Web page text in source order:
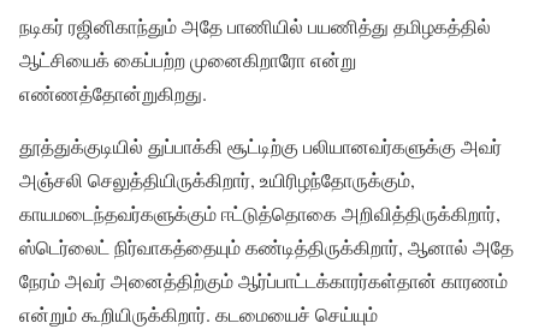
நடிகர் ரஜினிகாந்தும் அதே பாணியில் பயணித்து தமிழகத்தில்
ஆட்சியைக் கைப்பற்ற முனைகிறாரோ என்று
எண்ணத்தோன்றுகிறது.
தூத்துக்குடியில் துப்பாக்கி சூட்டிற்கு பலியானவர்களுக்கு அவர்
அஞ்சலி செலுத்தியிருக்கிறார், உயிரிழந்தோருக்கும்,
காயமடைந்தவர்களுக்கும் ஈட்டுத்தொகை அறிவித்திருக்கிறார்,
ஸ்டெர்லைட் நிர்வாகத்தையும் கண்டித்திருக்கிறார், ஆனால் அதே
நேரம் அவர் அனைத்திற்கும் ஆர்ப்பாட்டக்காரர்கள்தான் காரணம்
என்றும் கூறியிருக்கிறார். கடமையைச் செய்யும்